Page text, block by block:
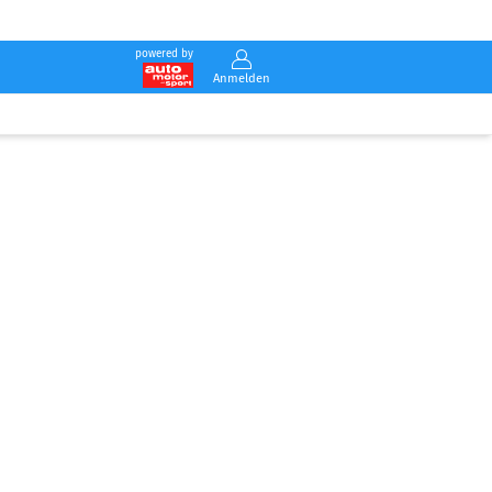
powered by
Anmelden